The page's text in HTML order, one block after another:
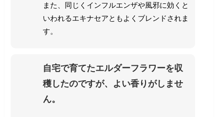
また、同じくインフルエンザや風邪に効くと
いわれるエキナセアともよくブレンドされま
す。
自宅で育てたエルダーフラワーを収
穫したのですが、よい香りがしませ
ん。